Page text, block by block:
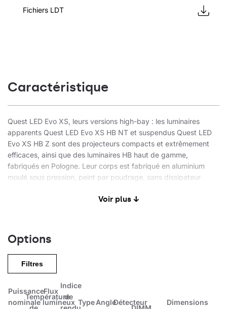
Fichiers LDT
Caractéristique
Quest LED Evo XS, leurs versions high-bay : les luminaires
apparents Quest LED Evo XS HB NT et suspendus Quest LED
Evo XS HB Z sont des projecteurs compacts et extrêmement
efficaces, ainsi que des luminaires HB haut de gamme,
fabriqués en Pologne. Leur corps est fabriqué en aluminium
moulé sous pression, peint par poudrage, sans dissipateur
Le luminaire est adapté à une utilisation dans un environnement
Différents types d'optiques, en particulier asymétriques, offrent
une grande liberté dans le choix d'une solution spécifique.
Grâce à l'étanchéité la plus élevée du marché (IP67) et à une
résistance maximale aux chocs (IK10), les projecteurs
lieu d'installation. La nouvelle version du modèle QUEST,
reconnu et éprouvé, offre des performances lumineuses encore
Voir plus ↓
Options
Filtres
Puissance
nominale
Température
Flux
lumineux
Indice
de
TypeAngleDétecteur Dimensions